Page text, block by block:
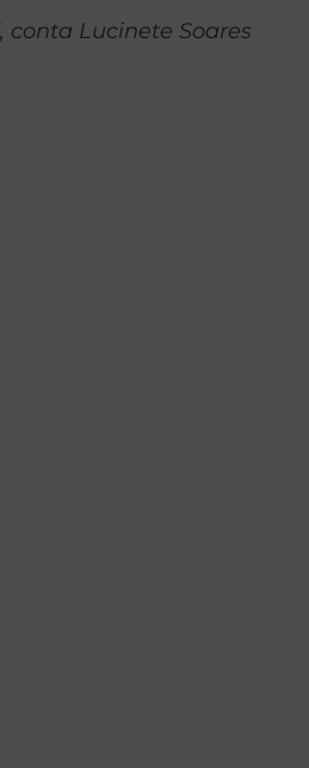
conta Lucinete Soares